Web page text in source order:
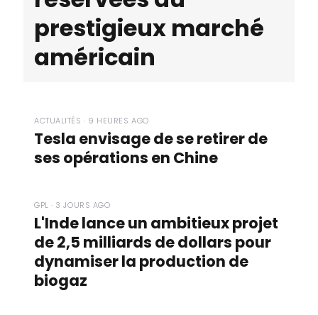
prestigieux marché
américain
ACTUALITÉS · 9 HEURES AGO
Tesla envisage de se retirer de
ses opérations en Chine
GPL · 3 JOURS AGO
L'Inde lance un ambitieux projet
de 2,5 milliards de dollars pour
dynamiser la production de
biogaz